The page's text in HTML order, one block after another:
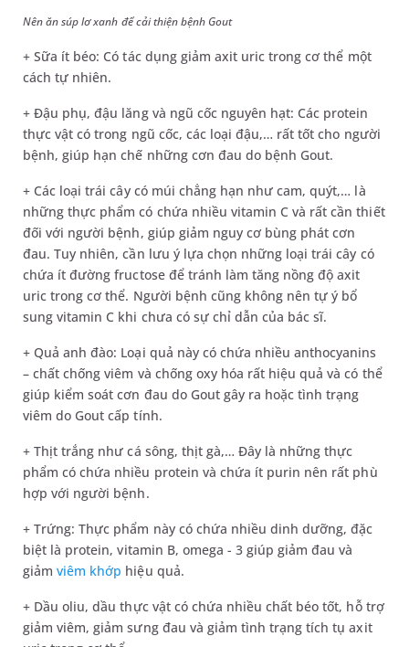
Nên ăn súp lơ xanh để cải thiện bệnh Gout
+ Sữa ít béo: Có tác dụng giảm axit uric trong cơ thể một
cách tự nhiên.
+ Đậu phụ, đậu lăng và ngũ cốc nguyên hạt: Các protein
thực vật có trong ngũ cốc, các loại đậu,… rất tốt cho người
bệnh, giúp hạn chế những cơn đau do bệnh Gout.
+ Các loại trái cây có múi chẳng hạn như cam, quýt,… là
những thực phẩm có chứa nhiều vitamin C và rất cần thiết
đối với người bệnh, giúp giảm nguy cơ bùng phát cơn
đau. Tuy nhiên, cần lưu ý lựa chọn những loại trái cây có
chứa ít đường fructose để tránh làm tăng nồng độ axit
uric trong cơ thể. Người bệnh cũng không nên tự ý bổ
sung vitamin C khi chưa có sự chỉ dẫn của bác sĩ.
+ Quả anh đào: Loại quả này có chứa nhiều anthocyanins
– chất chống viêm và chống oxy hóa rất hiệu quả và có thể
giúp kiểm soát cơn đau do Gout gây ra hoặc tình trạng
viêm do Gout cấp tính.
+ Thịt trắng như cá sông, thịt gà,… Đây là những thực
phẩm có chứa nhiều protein và chứa ít purin nên rất phù
hợp với người bệnh.
+ Trứng: Thực phẩm này có chứa nhiều dinh dưỡng, đặc
biệt là protein, vitamin B, omega - 3 giúp giảm đau và
giảmviêm khớp hiệu quả.
+ Dầu oliu, dầu thực vật có chứa nhiều chất béo tốt, hỗ trợ
giảm viêm, giảm sưng đau và giảm tình trạng tích tụ axit